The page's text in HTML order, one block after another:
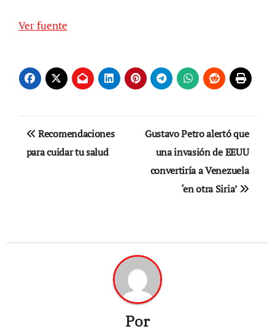
Ver fuente
Navegación
de
Recomendaciones
para cuidar tu salud
Gustavo Petro alertó que
una invasión de EEUU
convertiría a Venezuela
‘en otra Siria’
Por